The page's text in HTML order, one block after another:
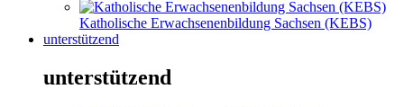
Katholische Erwachsenenbildung Sachsen (KEBS)
unterstützend
unterstützend